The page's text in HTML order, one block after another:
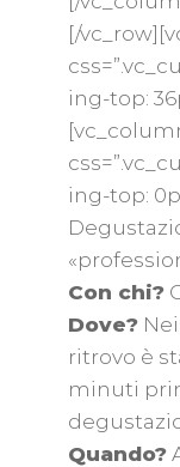
[/
ing-top:
ing-top:
Con chi?
Dove?Nei
ritrovo è
minuti
Quando?